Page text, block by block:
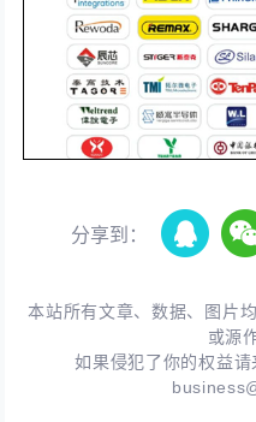
分享到：
本站所有文章、数据、图片
或源
如果侵犯了你的权益请